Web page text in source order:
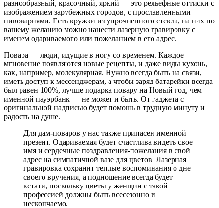
разнообразный, красочный, яркий — это рельефные оттиски с
изображением зарубежных городов, с прославленными
пивоварнями. Есть кружки из упрочненного стекла, на них по
вашему желанию можно нанести лазерную гравировку с
именем одариваемого или пожеланием в его адрес.
Повара — люди, идущие в ногу со временем. Каждое
мгновение появляются новые рецепты, и даже виды кухонь,
как, например, молекулярная. Нужно всегда быть на связи,
иметь доступ к мессенджерам, а чтобы заряд батарейки всегда
был равен 100%, лучше подарка повару на Новый год, чем
именной пауэрбанк — не может и быть. От гаджета с
оригинальной надписью будет помощь в трудную минуту и
радость на душе.
Для дам-поваров у нас также припасен именной
презент. Одариваемая будет счастлива видеть свое
имя и сердечные поздравления-пожелания в свой
адрес на симпатичной вазе для цветов. Лазерная
гравировка сохранит теплые воспоминания о дне
своего вручения, а подношение всегда будет
кстати, поскольку цветы у женщин с такой
профессией должны быть всесезонно и
нескончаемо.